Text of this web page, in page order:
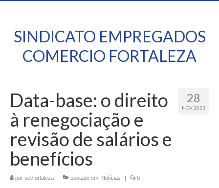
SINDICATO EMPREGADOS
COMERCIO FORTALEZA
28
NOV 2023
Data-base: o direito
à renegociação e
revisão de salários e
benefícios
por secfortaleza | postado em: Notícias | 0